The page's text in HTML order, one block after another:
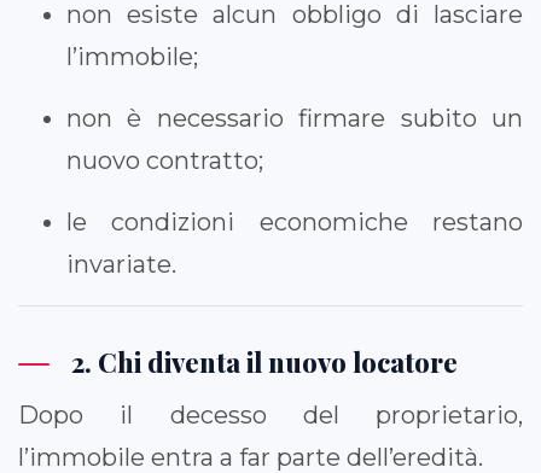
non esiste alcun obbligo di lasciare
l’immobile;
non è necessario firmare subito un
nuovo contratto;
le condizioni economiche restano
invariate.
2. Chi diventa il nuovo locatore
Dopo il decesso del proprietario,
l’immobile entra a far parte dell’eredità.